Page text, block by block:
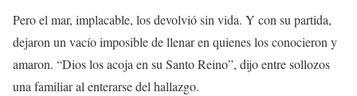
Pero el mar, implacable, los devolvió sin vida. Y con su partida,
dejaron un vacío imposible de llenar en quienes los conocieron y
amaron. “Dios los acoja en su Santo Reino”, dijo entre sollozos
una familiar al enterarse del hallazgo.